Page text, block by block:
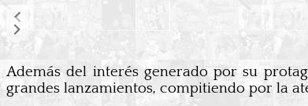
Además del interés generado por su
grandes lanzamientos, compitiendo por la